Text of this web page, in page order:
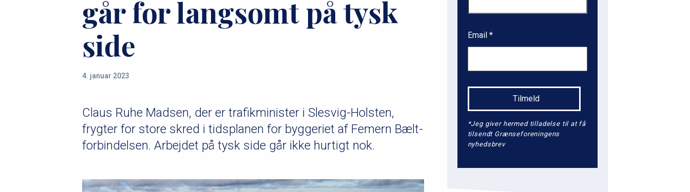
u
m
m
e
går for langsomt på tysk
side
4. januar 2023
Claus Ruhe Madsen, der er trafikminister i Slesvig-Holsten,
frygter for store skred i tidsplanen for byggeriet af Femern Bælt-
forbindelsen. Arbejdet på tysk side går ikke hurtigt nok.
Email
*Jeg giver hermed tilladelse til at få
tilsendt Grænseforeningens
nyhedsbrev